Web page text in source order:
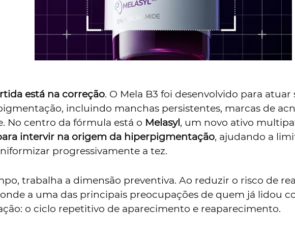
está na correção. O Mela B3 foi desenvolvido para
incluindo manchas persistentes, marcas de
No centro da fórmula está o Melasyl, um novo ativo
intervir na origem da hiperpigmentação, ajudando a
progressivamente a tez.
trabalha a dimensão preventiva. Ao reduzir o risco de
a uma das principais preocupações de quem já lidou
o ciclo repetitivo de aparecimento e reaparecimento.